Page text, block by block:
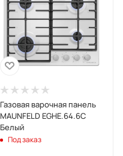
Газовая варочная панель
MAUNFELD EGHE.64.6C
Белый
Под заказ